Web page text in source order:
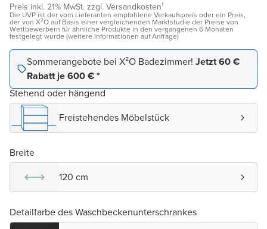
Preis inkl. 21% MwSt. zzgl. Versandkosten¹
Die UVP ist der vom Lieferanten empfohlene Verkaufspreis oder ein Preis,
der von X²O auf Basis einer vergleichenden Marktstudie der Preise von
Wettbewerbern für ähnliche Produkte in den vergangenen 6 Monaten
festgelegt wurde (weitere Informationen auf Anfrage)
Sommerangebote bei X²O Badezimmer! Jetzt 60 €
Rabatt je 600 € *
Stehend oder hängend
Freistehendes Möbelstück
Breite
120 cm
Detailfarbe des Waschbeckenunterschrankes